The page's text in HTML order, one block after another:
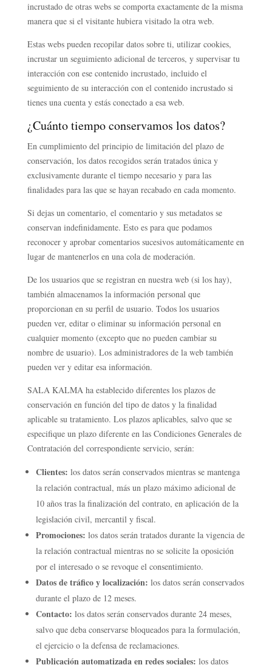
incrustado de otras webs se comporta exactamente de la misma
manera que si el visitante hubiera visitado la otra web.
Estas webs pueden recopilar datos sobre ti, utilizar cookies,
incrustar un seguimiento adicional de terceros, y supervisar tu
interacción con ese contenido incrustado, incluido el
seguimiento de su interacción con el contenido incrustado si
tienes una cuenta y estás conectado a esa web.
¿Cuánto tiempo conservamos los datos?
En cumplimiento del principio de limitación del plazo de
conservación, los datos recogidos serán tratados única y
exclusivamente durante el tiempo necesario y para las
finalidades para las que se hayan recabado en cada momento.
Si dejas un comentario, el comentario y sus metadatos se
conservan indefinidamente. Esto es para que podamos
reconocer y aprobar comentarios sucesivos automáticamente en
lugar de mantenerlos en una cola de moderación.
De los usuarios que se registran en nuestra web (si los hay),
también almacenamos la información personal que
proporcionan en su perfil de usuario. Todos los usuarios
pueden ver, editar o eliminar su información personal en
cualquier momento (excepto que no pueden cambiar su
nombre de usuario). Los administradores de la web también
pueden ver y editar esa información.
SALA KALMA ha establecido diferentes los plazos de
conservación en función del tipo de datos y la finalidad
aplicable su tratamiento. Los plazos aplicables, salvo que se
especifique un plazo diferente en las Condiciones Generales de
Contratación del correspondiente servicio, serán:
Clientes: los datos serán conservados mientras se mantenga
la relación contractual, más un plazo máximo adicional de
10 años tras la finalización del contrato, en aplicación de la
legislación civil, mercantil y fiscal.
Promociones: los datos serán tratados durante la vigencia de
la relación contractual mientras no se solicite la oposición
por el interesado o se revoque el consentimiento.
Datos de tráfico y localización: los datos serán conservados
durante el plazo de 12 meses.
Contacto: los datos serán conservados durante 24 meses,
salvo que deba conservarse bloqueados para la formulación,
el ejercicio o la defensa de reclamaciones.
Publicación automatizada en redes sociales: los datos